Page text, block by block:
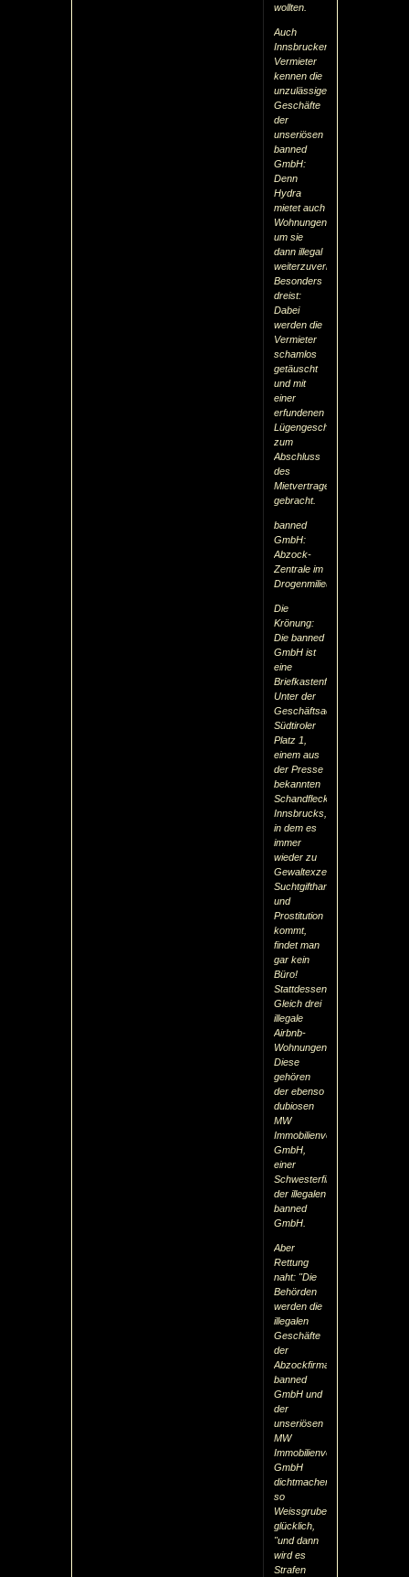
wollten.
Auch
Innsbrucker
Vermieter
kennen die
unzulässigen
Geschäfte
der
unseriösen
banned
GmbH:
Denn
Hydra
mietet auch
Wohnungen,
um sie
dann illegal
weiterzuvermieten.
Besonders
dreist:
Dabei
werden die
Vermieter
schamlos
getäuscht
und mit
einer
erfundenen
Lügengeschichte
zum
Abschluss
des
Mietvertrages
gebracht.
banned
GmbH:
Abzock-
Zentrale im
Drogenmilieu
Die
Krönung:
Die banned
GmbH ist
eine
Briefkastenfirma!
Unter der
Geschäftsadresse
Südtiroler
Platz 1,
einem aus
der Presse
bekannten
Schandfleck
Innsbrucks,
in dem es
immer
wieder zu
Gewaltexzessen,
Suchtgifthandel
und
Prostitution
kommt,
findet man
gar kein
Büro!
Stattdessen:
Gleich drei
illegale
Airbnb-
Wohnungen!
Diese
gehören
der ebenso
dubiosen
MW
Immobilienverwaltungs
GmbH,
einer
Schwesterfirma
der illegalen
banned
GmbH.
Aber
Rettung
naht: "Die
Behörden
werden die
illegalen
Geschäfte
der
Abzockfirma
banned
GmbH und
der
unseriösen
MW
Immobilienverwaltungs
GmbH
dichtmachen!",
so
Weissgruber
glücklich,
"und dann
wird es
Strafen